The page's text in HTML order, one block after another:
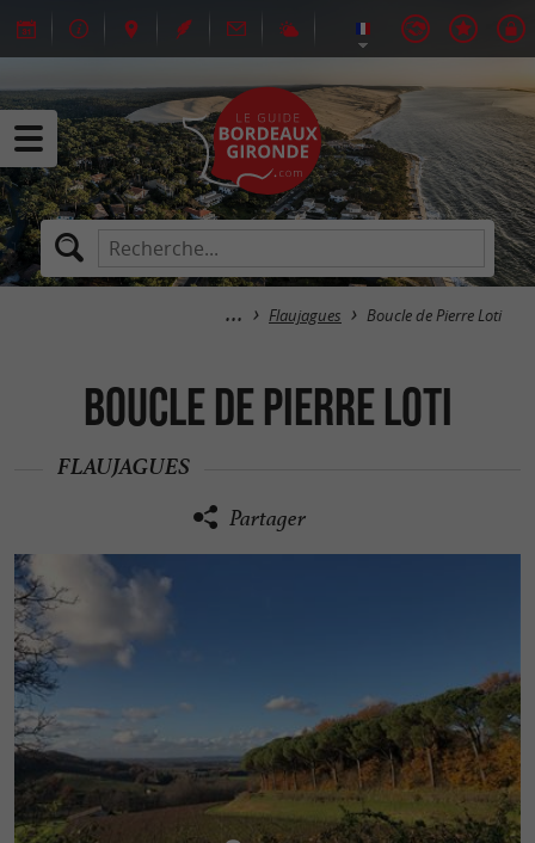
Flaujagues Boucle de Pierre Loti
Boucle de Pierre Loti
FLAUJAGUES
Partager